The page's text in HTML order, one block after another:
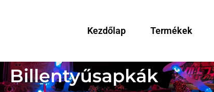
Kezdőlap Termékek
Billentyűsapkák